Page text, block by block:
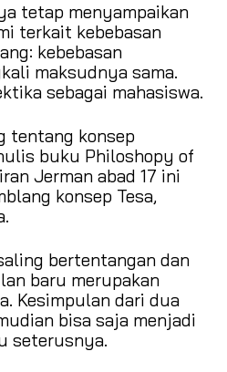
tetap menyampaikan
terkait kebebasan
kebebasan
maksudnya sama.
sebagai mahasiswa.
tentang konsep
buku Philoshopy of
Jerman abad 17 ini
konsep Tesa,
bertentangan dan
baru merupakan
Kesimpulan dari dua
bisa saja menjadi
seterusnya.